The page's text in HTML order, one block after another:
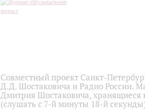
Совместный проект Санкт-
Д.Д. Шостаковича и Радио России.
Дмитрия Шостаковича, хранящиеся
(слушать с 7-й минуты 18-й